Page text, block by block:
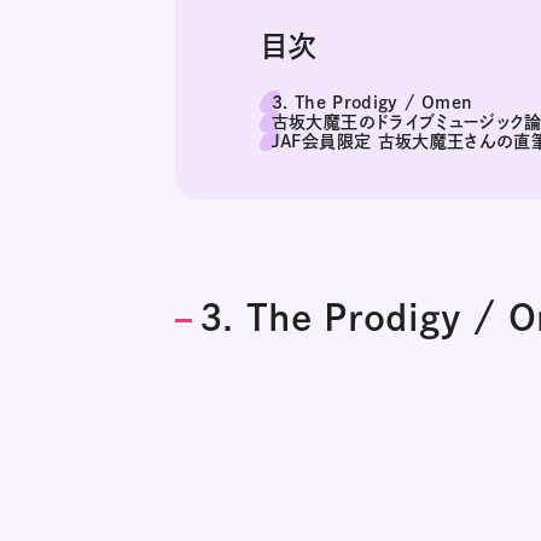
目次
3. The Prodigy / Omen
古坂大魔王のドライブミュージック論
JAF会員限定 古坂大魔王さんの直
3. The Prodigy /